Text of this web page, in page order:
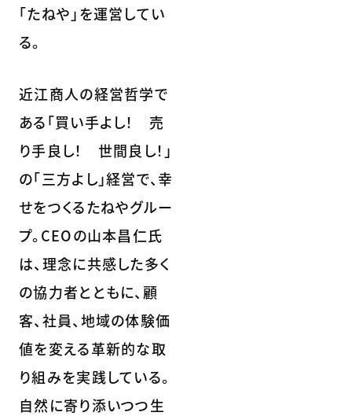
「たねや」を運営してい
る。
近江商人の経営哲学で
ある「買い手よし！ 売
り手良し！ 世間良し！」
の「三方よし」経営で、幸
せをつくるたねやグルー
プ。CEOの山本昌仁氏
は、理念に共感した多く
の協力者とともに、顧
客、社員、地域の体験価
値を変える革新的な取
り組みを実践している。
自然に寄り添いつつ生